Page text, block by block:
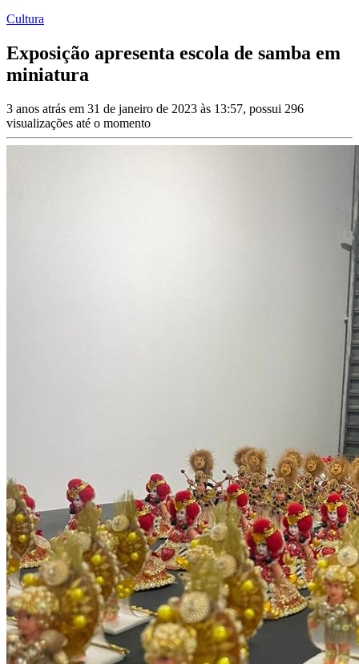
Cultura
Exposição apresenta escola de samba em
miniatura
3 anos atrás em 31 de janeiro de 2023 às 13:57, possui 296
visualizações até o momento